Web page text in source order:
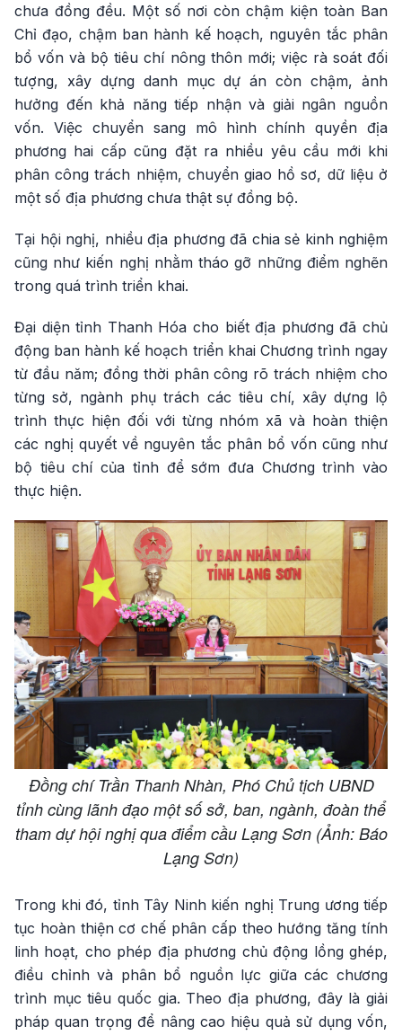
chưa đồng đều. Một số nơi còn chậm kiện toàn Ban
Chỉ đạo, chậm ban hành kế hoạch, nguyên tắc phân
bổ vốn và bộ tiêu chí nông thôn mới; việc rà soát đối
tượng, xây dựng danh mục dự án còn chậm, ảnh
hưởng đến khả năng tiếp nhận và giải ngân nguồn
vốn. Việc chuyển sang mô hình chính quyền địa
phương hai cấp cũng đặt ra nhiều yêu cầu mới khi
phân công trách nhiệm, chuyển giao hồ sơ, dữ liệu ở
một số địa phương chưa thật sự đồng bộ.
Tại hội nghị, nhiều địa phương đã chia sẻ kinh nghiệm
cũng như kiến nghị nhằm tháo gỡ những điểm nghẽn
trong quá trình triển khai.
Đại diện tỉnh Thanh Hóa cho biết địa phương đã chủ
động ban hành kế hoạch triển khai Chương trình ngay
từ đầu năm; đồng thời phân công rõ trách nhiệm cho
từng sở, ngành phụ trách các tiêu chí, xây dựng lộ
trình thực hiện đối với từng nhóm xã và hoàn thiện
các nghị quyết về nguyên tắc phân bổ vốn cũng như
bộ tiêu chí của tỉnh để sớm đưa Chương trình vào
thực hiện.
Đồng chí Trần Thanh Nhàn, Phó Chủ tịch UBND
tỉnh cùng lãnh đạo một số sở, ban, ngành, đoàn thể
tham dự hội nghị qua điểm cầu Lạng Sơn (Ảnh: Báo
Lạng Sơn)
Trong khi đó, tỉnh Tây Ninh kiến nghị Trung ương tiếp
tục hoàn thiện cơ chế phân cấp theo hướng tăng tính
linh hoạt, cho phép địa phương chủ động lồng ghép,
điều chỉnh và phân bổ nguồn lực giữa các chương
trình mục tiêu quốc gia. Theo địa phương, đây là giải
pháp quan trọng để nâng cao hiệu quả sử dụng vốn,